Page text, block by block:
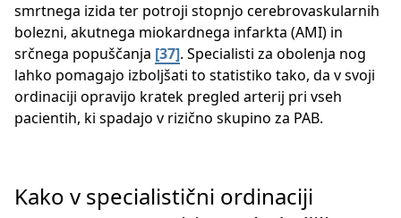
smrtnega izida ter potroji stopnjo cerebrovaskularnih
bolezni, akutnega miokardnega infarkta (AMI) in
srčnega popuščanja ​​​ [37]. Specialisti za obolenja nog
lahko pomagajo izboljšati to statistiko tako, da v svoji
ordinaciji opravijo kratek pregled arterij pri vseh
pacientih, ki spadajo v rizično skupino za PAB.
Kako v specialistični ordinaciji